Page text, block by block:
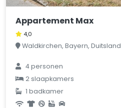
Appartement Max
4,0
Waldkirchen, Bayern, Duitsland
4 personen
2 slaapkamers
1 badkamer